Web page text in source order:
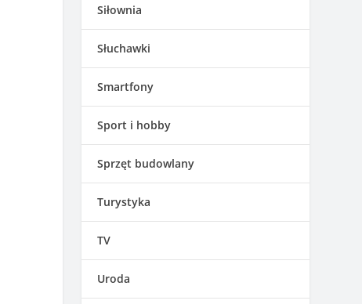
Siłownia
Słuchawki
Smartfony
Sport i hobby
Sprzęt budowlany
Turystyka
TV
Uroda